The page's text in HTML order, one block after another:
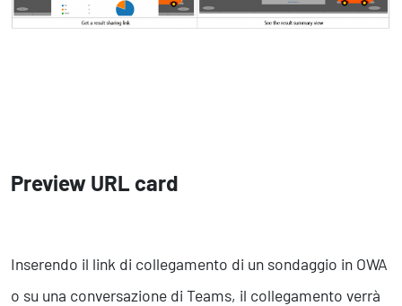
Preview URL card
Inserendo il link di collegamento di un sondaggio in OWA
o su una conversazione di Teams, il collegamento verrà